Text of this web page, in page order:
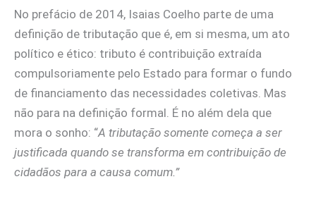
No prefácio de 2014, Isaias Coelho parte de uma
definição de tributação que é, em si mesma, um ato
político e ético: tributo é contribuição extraída
compulsoriamente pelo Estado para formar o fundo
de financiamento das necessidades coletivas. Mas
não para na definição formal. É no além dela que
mora o sonho: “A tributação somente começa a ser
justificada quando se transforma em contribuição de
cidadãos para a causa comum.”